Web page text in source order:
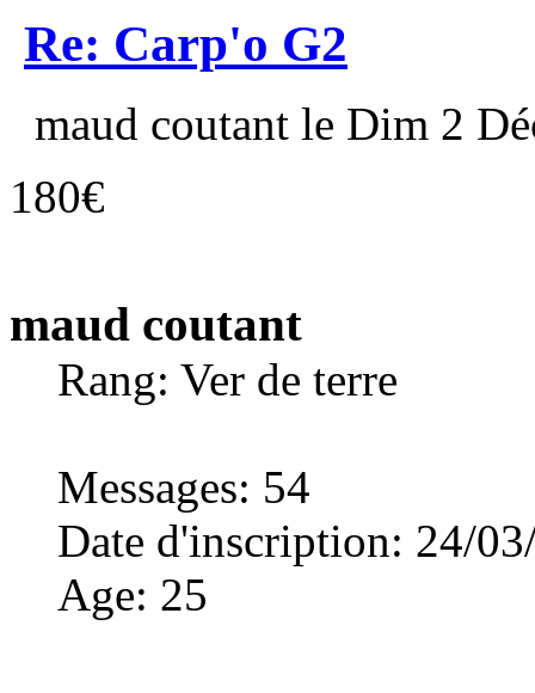
Re: Carp'o G2
maud coutant le Dim 2
180€
maud coutant
Rang: Ver de terre
Messages: 54
Date d'inscription: 24/
Age: 25